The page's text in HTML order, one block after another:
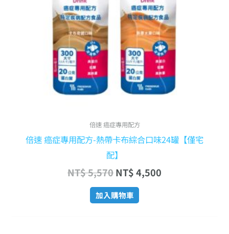
倍速 癌症專用配方
倍速 癌症專用配方-熱帶卡布綜合口味24罐【僅宅
配】
NT$5,570NT$4,500
加入購物車